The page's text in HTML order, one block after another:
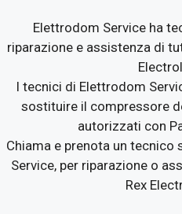
Elettrodom Service ha
riparazione e assistenza di
I tecnici di Elettrodom
sostituire il compressore
autorizzati con
Chiama e prenota un
Service, per riparazione o
Rex